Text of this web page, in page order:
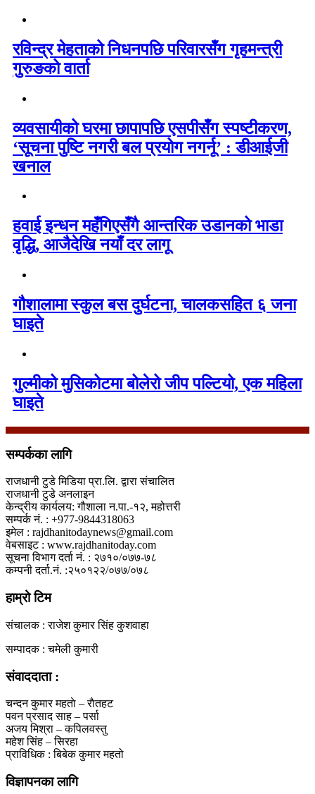
रविन्द्र मेहताको निधनपछि परिवारसँग गृहमन्त्री
गुरुङको वार्ता
व्यवसायीको घरमा छापापछि एसपीसँग स्पष्टीकरण,
‘सूचना पुष्टि नगरी बल प्रयोग नगर्नू’ : डीआईजी
खनाल
हवाई इन्धन महँगिएसँगै आन्तरिक उडानको भाडा
वृद्धि, आजैदेखि नयाँ दर लागू
गौशालामा स्कुल बस दुर्घटना, चालकसहित ६ जना
घाइते
गुल्मीको मुसिकोटमा बोलेरो जीप पल्टियो, एक महिला
घाइते
सम्पर्कका लागि
राजधानी टुडे मिडिया प्रा.लि. द्वारा संचालित
राजधानी टुडे अनलाइन
केन्द्रीय कार्यलय: गौशाला न.पा.-१२, महोत्तरी
सम्पर्क नं. : +977-9844318063
इमेल : rajdhanitodaynews@gmail.com
वेबसाइट : www.rajdhanitoday.com
सूचना विभाग दर्ता नं. : २७१०/०७७-७८
कम्पनी दर्ता.नं. :२५०१२२/०७७/०७८
हाम्रो टिम
संचालक : राजेश कुमार सिंह कुशवाहा
सम्पादक : चमेली कुमारी
संवाददाता :
चन्दन कुमार महताे – राैतहट
पवन प्रसाद साह – पर्सा
अजय मिश्रा – कपिलवस्तु
महेश सिंह – सिरहा
प्राविधिक : बिबेक कुमार महतो
विज्ञापनका लागि